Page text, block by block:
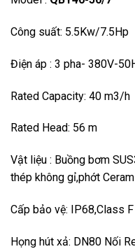
Công suất: 5.5Kw/7.5Hp
Điện áp : 3 pha- 380V-
Rated Capacity: 40 m3/h
Rated Head: 56 m
Vật liệu : Buồng bơm
thép không gỉ,phớt
Cấp bảo vệ: IP68,Class F
Họng hút xả: DN80 Nối